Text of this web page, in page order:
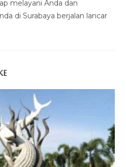
melayani Anda dan
di Surabaya berjalan lancar